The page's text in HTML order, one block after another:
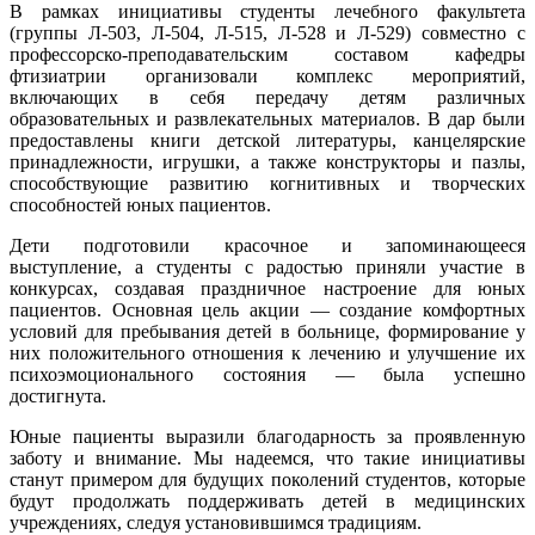
В рамках инициативы студенты лечебного факультета
(группы Л-503, Л-504, Л-515, Л-528 и Л-529) совместно с
профессорско-преподавательским составом кафедры
фтизиатрии организовали комплекс мероприятий,
включающих в себя передачу детям различных
образовательных и развлекательных материалов. В дар были
предоставлены книги детской литературы, канцелярские
принадлежности, игрушки, а также конструкторы и пазлы,
способствующие развитию когнитивных и творческих
способностей юных пациентов.
Дети подготовили красочное и запоминающееся
выступление, а студенты с радостью приняли участие в
конкурсах, создавая праздничное настроение для юных
пациентов. Основная цель акции — создание комфортных
условий для пребывания детей в больнице, формирование у
них положительного отношения к лечению и улучшение их
психоэмоционального состояния — была успешно
достигнута.
Юные пациенты выразили благодарность за проявленную
заботу и внимание. Мы надеемся, что такие инициативы
станут примером для будущих поколений студентов, которые
будут продолжать поддерживать детей в медицинских
учреждениях, следуя установившимся традициям.